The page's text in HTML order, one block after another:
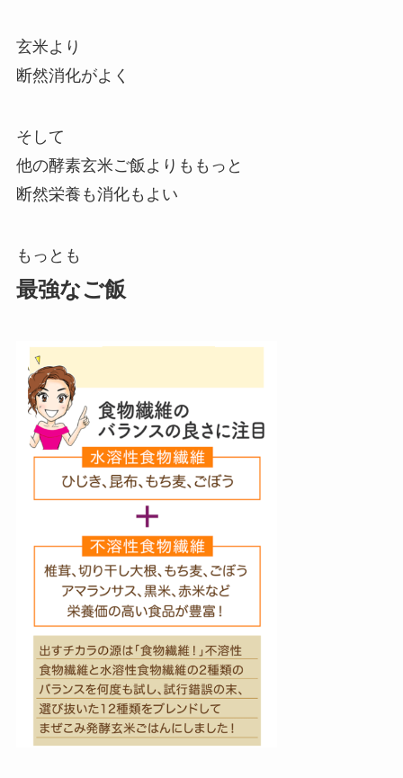
玄米より
断然消化がよく
そして
他の酵素玄米ご飯よりももっと
断然栄養も消化もよい
もっとも
最強なご飯